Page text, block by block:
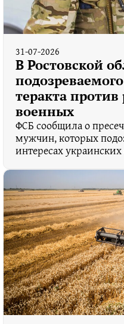
31-07-2026
В Ростовской
теракта против
военных
ФСБ сообщила о
мужчин, которых
интересах